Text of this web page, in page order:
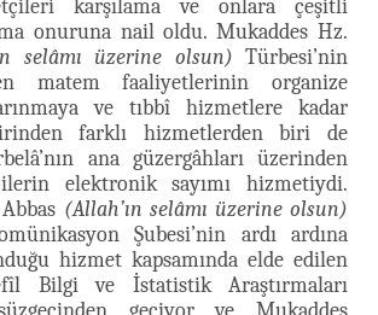
karşılama ve onlara çeşitli
onuruna nail oldu. Mukaddes Hz.
selâmı üzerine olsun) Türbesi’nin
matem faaliyetlerinin organize
ve tıbbî hizmetlere kadar
farklı hizmetlerden biri de
ana güzergâhları üzerinden
elektronik sayımı hizmetiydi.
(Allah’ın selâmı üzerine olsun)
Şubesi’nin ardı ardına
hizmet kapsamında elde edilen
Bilgi ve İstatistik Araştırmaları